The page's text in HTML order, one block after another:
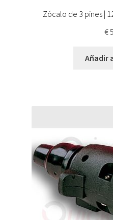
Zócalo de 3 pines |
€
Añadir